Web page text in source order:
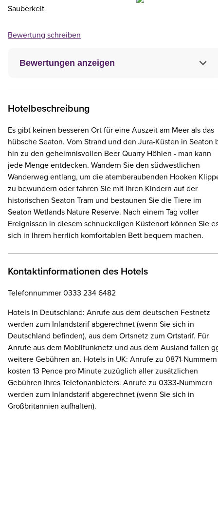
Bewertungen anzeigen
Sauberkeit
Bewertung schreiben
Hotelbeschreibung
Es gibt keinen besseren Ort für eine Auszeit am Meer als das
hübsche Seaton. Vom Strand und den Jura-Küsten in Seaton
hin zu den geheimnisvollen Beer Quarry Höhlen - man kann
jede Menge entdecken. Wandern Sie den südwestlichen
Wanderweg entlang, um die atemberaubenden Hooken
zu bewundern oder fahren Sie mit Ihren Kindern auf der
historischen Seaton Tram und bestaunen Sie die Tiere im
Seaton Wetlands Nature Reserve. Nach einem Tag voller
Ereignissen in diesem schnuckeligen Küstenort können Sie
sich in Ihrem herrlich komfortablen Bett bequem machen.
Kontaktinformationen des Hotels
Telefonnummer 0333 234 6482
Hotels in Deutschland: Anrufe aus dem deutschen Festnetz
werden zum Inlandstarif abgerechnet (wenn Sie sich in
Deutschland befinden), aus dem Ortsnetz zum Ortstarif. Für
Anrufe aus dem Mobilfunknetz und aus dem Ausland fallen
weitere Gebühren an. Hotels in UK: Anrufe zu 0871-Nummern
kosten 13 Pence pro Minute zuzüglich aller zusätzlichen
Gebühren Ihres Telefonanbieters. Anrufe zu 0333-Nummern
werden zum Inlandstarif abgerechnet (wenn Sie sich in
Großbritannien aufhalten).